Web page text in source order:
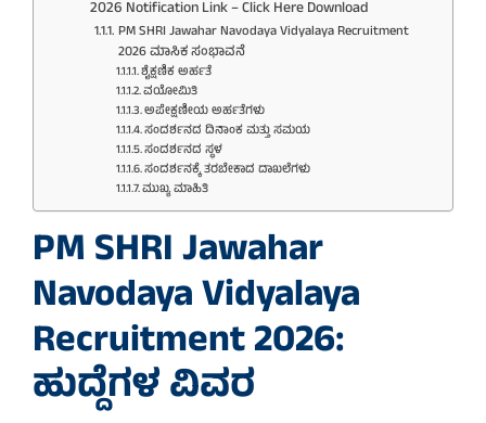
2026 Notification Link – Click Here Download
PM SHRI Jawahar Navodaya Vidyalaya Recruitment
2026 ಮಾಸಿಕ ಸಂಭಾವನೆ
ಶೈಕ್ಷಣಿಕ ಅರ್ಹತೆ
ವಯೋಮಿತಿ
ಅಪೇಕ್ಷಣೀಯ ಅರ್ಹತೆಗಳು
ಸಂದರ್ಶನದ ದಿನಾಂಕ ಮತ್ತು ಸಮಯ
ಸಂದರ್ಶನದ ಸ್ಥಳ
ಸಂದರ್ಶನಕ್ಕೆ ತರಬೇಕಾದ ದಾಖಲೆಗಳು
ಮುಖ್ಯ ಮಾಹಿತಿ
PM SHRI Jawahar
Navodaya Vidyalaya
Recruitment 2026:
ಹುದ್ದೆಗಳ ವಿವರ